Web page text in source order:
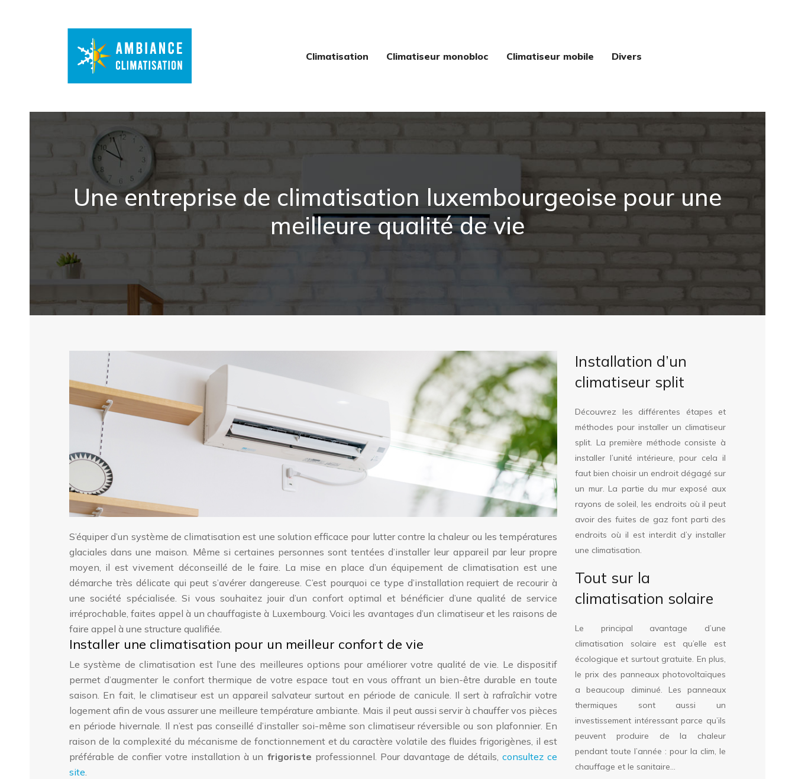
Climatisation Climatiseur monobloc Climatiseur mobile Divers
Une entreprise de climatisation luxembourgeoise pour une
meilleure qualité de vie
S’équiper d’un système de climatisation est une solution efficace pour lutter contre la chaleur ou les températures
glaciales dans une maison. Même si certaines personnes sont tentées d’installer leur appareil par leur propre
moyen, il est vivement déconseillé de le faire. La mise en place d’un équipement de climatisation est une
démarche très délicate qui peut s’avérer dangereuse. C’est pourquoi ce type d’installation requiert de recourir à
une société spécialisée. Si vous souhaitez jouir d’un confort optimal et bénéficier d’une qualité de service
irréprochable, faites appel à un chauffagiste à Luxembourg. Voici les avantages d’un climatiseur et les raisons de
faire appel à une structure qualifiée.
Installer une climatisation pour un meilleur confort de vie
Le système de climatisation est l’une des meilleures options pour améliorer votre qualité de vie. Le dispositif
permet d’augmenter le confort thermique de votre espace tout en vous offrant un bien-être durable en toute
saison. En fait, le climatiseur est un appareil salvateur surtout en période de canicule. Il sert à rafraîchir votre
logement afin de vous assurer une meilleure température ambiante. Mais il peut aussi servir à chauffer vos pièces
en période hivernale. Il n’est pas conseillé d’installer soi-même son climatiseur réversible ou son plafonnier. En
raison de la complexité du mécanisme de fonctionnement et du caractère volatile des fluides frigorigènes, il est
préférable de confier votre installation à un frigoriste professionnel. Pour davantage de détails, consultez ce
site.
Installation d’un
climatiseur split
Découvrez les différentes étapes et
méthodes pour installer un climatiseur
split. La première méthode consiste à
installer l’unité intérieure, pour cela il
faut bien choisir un endroit dégagé sur
un mur. La partie du mur exposé aux
rayons de soleil, les endroits où il peut
avoir des fuites de gaz font parti des
endroits où il est interdit d’y installer
une climatisation.
Tout sur la
climatisation solaire
Le principal avantage d’une
climatisation solaire est qu’elle est
écologique et surtout gratuite. En plus,
le prix des panneaux photovoltaïques
a beaucoup diminué. Les panneaux
thermiques sont aussi un
investissement intéressant parce qu’ils
peuvent produire de la chaleur
pendant toute l’année : pour la clim, le
chauffage et le sanitaire…